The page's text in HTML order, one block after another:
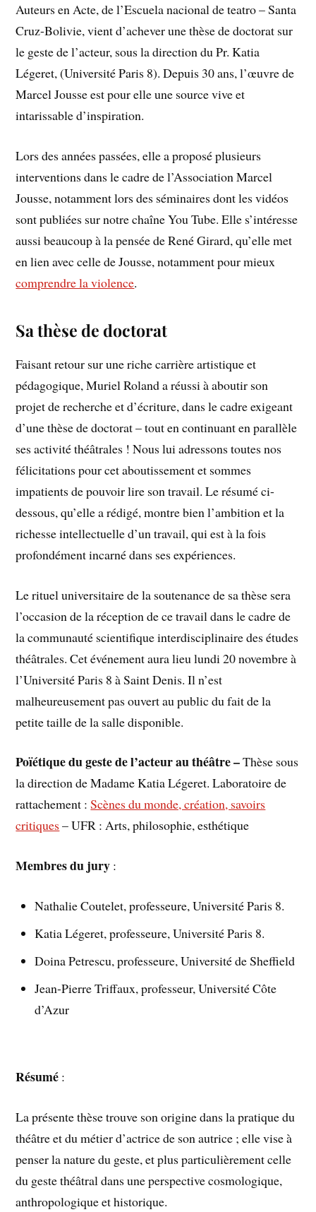
Auteurs en Acte, de l’Escuela nacional de teatro – Santa
Cruz-Bolivie, vient d’achever une thèse de doctorat sur
le geste de l’acteur, sous la direction du Pr. Katia
Légeret, (Université Paris 8). Depuis 30 ans, l’œuvre de
Marcel Jousse est pour elle une source vive et
intarissable d’inspiration.
Lors des années passées, elle a proposé plusieurs
interventions dans le cadre de l’Association Marcel
Jousse, notamment lors des séminaires dont les vidéos
sont publiées sur notre chaîne You Tube. Elle s’intéresse
aussi beaucoup à la pensée de René Girard, qu’elle met
en lien avec celle de Jousse, notamment pour mieux
comprendre la violence.
Sa thèse de doctorat
Faisant retour sur une riche carrière artistique et
pédagogique, Muriel Roland a réussi à aboutir son
projet de recherche et d’écriture, dans le cadre exigeant
d’une thèse de doctorat – tout en continuant en parallèle
ses activité théâtrales ! Nous lui adressons toutes nos
félicitations pour cet aboutissement et sommes
impatients de pouvoir lire son travail. Le résumé ci-
dessous, qu’elle a rédigé, montre bien l’ambition et la
richesse intellectuelle d’un travail, qui est à la fois
profondément incarné dans ses expériences.
Le rituel universitaire de la soutenance de sa thèse sera
l’occasion de la réception de ce travail dans le cadre de
la communauté scientifique interdisciplinaire des études
théâtrales. Cet événement aura lieu lundi 20 novembre à
l’Université Paris 8 à Saint Denis. Il n’est
malheureusement pas ouvert au public du fait de la
petite taille de la salle disponible.
Poïétique du geste de l’acteur au théâtre –Thèse sous
la direction de Madame Katia Légeret. Laboratoire de
rattachement :Scènes du monde, création, savoirs
critiques – UFR : Arts, philosophie, esthétique
Membres du jury :
Nathalie Coutelet, professeure, Université Paris 8.
Katia Légeret, professeure, Université Paris 8.
Doina Petrescu, professeure, Université de Sheffield
Jean-Pierre Triffaux, professeur, Université Côte
d’Azur
Résumé :
La présente thèse trouve son origine dans la pratique du
théâtre et du métier d’actrice de son autrice ; elle vise à
penser la nature du geste, et plus particulièrement celle
du geste théâtral dans une perspective cosmologique,
anthropologique et historique.